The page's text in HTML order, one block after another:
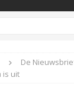
De
is uit